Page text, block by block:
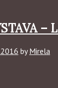
–
byMirela